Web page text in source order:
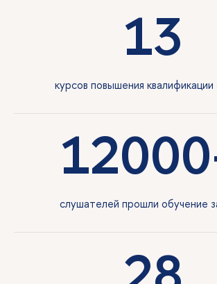
13
курсов повышения квалификации
слушателей прошли обучение